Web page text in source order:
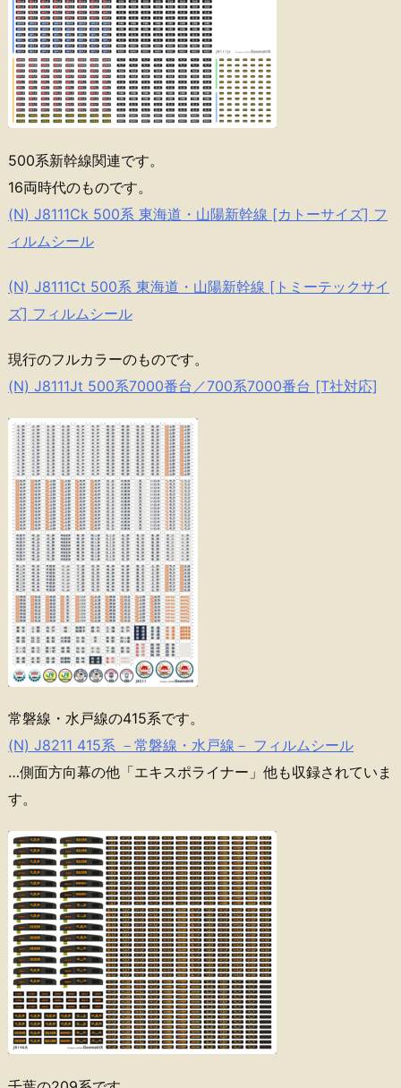
500系新幹線関連です。
16両時代のものです。
(N) J8111Ck 500系 東海道・山陽新幹線 [カトーサイズ] フ
ィルムシール
(N) J8111Ct 500系 東海道・山陽新幹線 [トミーテックサイ
ズ] フィルムシール
現行のフルカラーのものです。
(N) J8111Jt 500系7000番台／700系7000番台 [T社対応]
常磐線・水戸線の415系です。
(N) J8211 415系 －常磐線・水戸線－ フィルムシール
…側面方向幕の他「エキスポライナー」他も収録されていま
す。